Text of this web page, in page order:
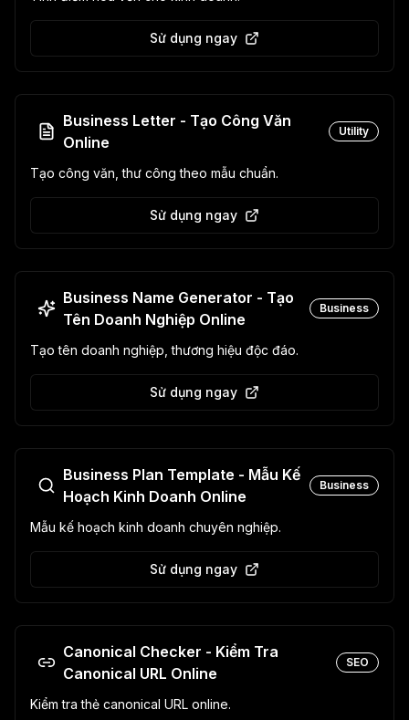
Sử dụng ngay
Business Letter - Tạo Công Văn
Online
Utility
Tạo công văn, thư công theo mẫu chuẩn.
Sử dụng ngay
Business Name Generator - Tạo
Tên Doanh Nghiệp Online
Business
Tạo tên doanh nghiệp, thương hiệu độc đáo.
Sử dụng ngay
Business Plan Template - Mẫu Kế
Hoạch Kinh Doanh Online
Business
Mẫu kế hoạch kinh doanh chuyên nghiệp.
Sử dụng ngay
Canonical Checker - Kiểm Tra
Canonical URL Online
SEO
Kiểm tra thẻ canonical URL online.